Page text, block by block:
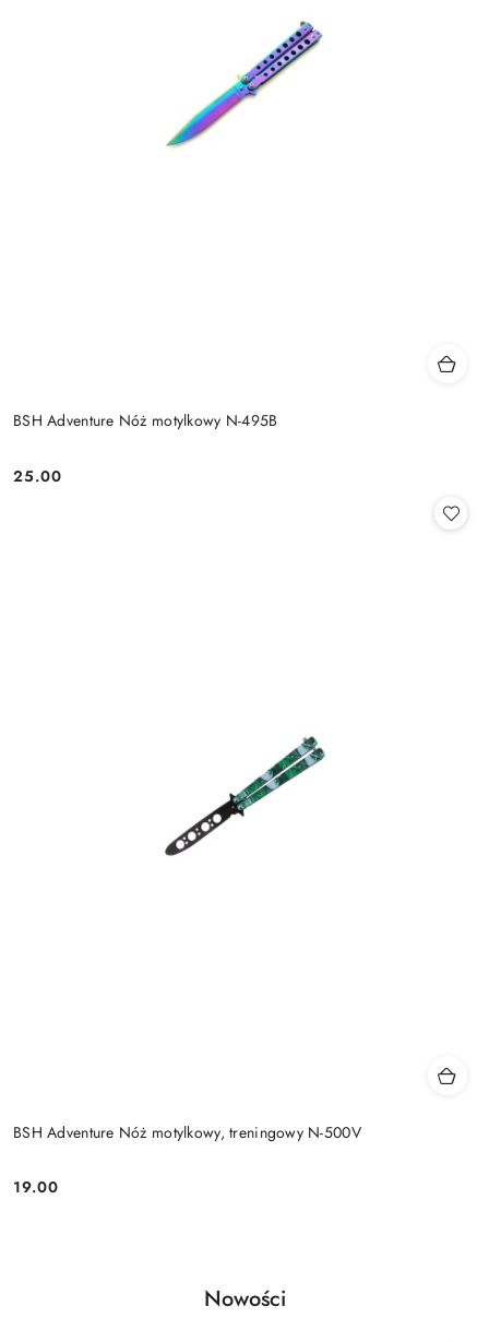
BSH Adventure Nóż motylkowy N-495B
Cena:
25.00
BSH Adventure Nóż motylkowy, treningowy N-500V
Cena:
19.00
Pomiń karuzelę produktów
Produkty
Nowości